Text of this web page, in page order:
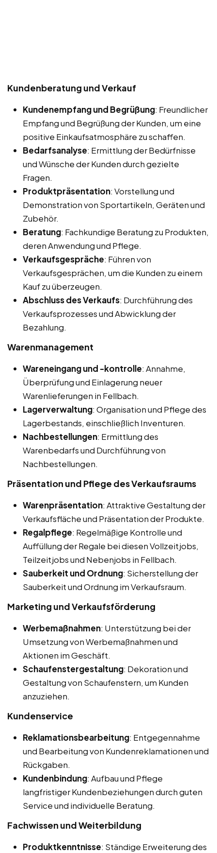
Kundenberatung und Verkauf
Kundenempfang und Begrüßung: Freundlicher
Empfang und Begrüßung der Kunden, um eine
positive Einkaufsatmosphäre zu schaffen.
Bedarfsanalyse: Ermittlung der Bedürfnisse
und Wünsche der Kunden durch gezielte
Fragen.
Produktpräsentation: Vorstellung und
Demonstration von Sportartikeln, Geräten und
Zubehör.
Beratung: Fachkundige Beratung zu Produkten,
deren Anwendung und Pflege.
Verkaufsgespräche: Führen von
Verkaufsgesprächen, um die Kunden zu einem
Kauf zu überzeugen.
Abschluss des Verkaufs: Durchführung des
Verkaufsprozesses und Abwicklung der
Bezahlung.
Warenmanagement
Wareneingang und -kontrolle: Annahme,
Überprüfung und Einlagerung neuer
Warenlieferungen in Fellbach.
Lagerverwaltung: Organisation und Pflege des
Lagerbestands, einschließlich Inventuren.
Nachbestellungen: Ermittlung des
Warenbedarfs und Durchführung von
Nachbestellungen.
Präsentation und Pflege des Verkaufsraums
Warenpräsentation: Attraktive Gestaltung der
Verkaufsfläche und Präsentation der Produkte.
Regalpflege: Regelmäßige Kontrolle und
Auffüllung der Regale bei diesen Vollzeitjobs,
Teilzeitjobs und Nebenjobs in Fellbach.
Sauberkeit und Ordnung: Sicherstellung der
Sauberkeit und Ordnung im Verkaufsraum.
Marketing und Verkaufsförderung
Werbemaßnahmen: Unterstützung bei der
Umsetzung von Werbemaßnahmen und
Aktionen im Geschäft.
Schaufenstergestaltung: Dekoration und
Gestaltung von Schaufenstern, um Kunden
anzuziehen.
Kundenservice
Reklamationsbearbeitung: Entgegennahme
und Bearbeitung von Kundenreklamationen und
Rückgaben.
Kundenbindung: Aufbau und Pflege
langfristiger Kundenbeziehungen durch guten
Service und individuelle Beratung.
Fachwissen und Weiterbildung
Produktkenntnisse: Ständige Erweiterung des